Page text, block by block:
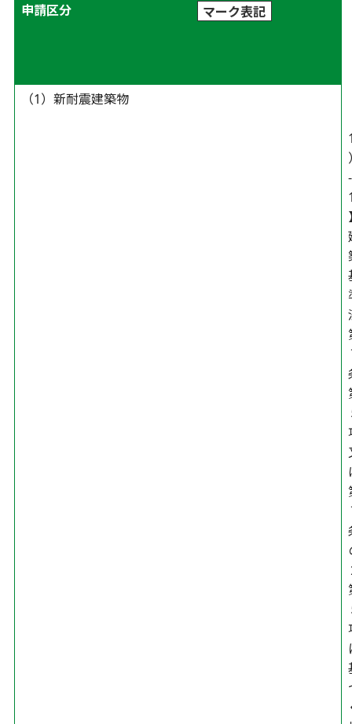
申請区分 マーク表記
（1）新耐震建築物
-